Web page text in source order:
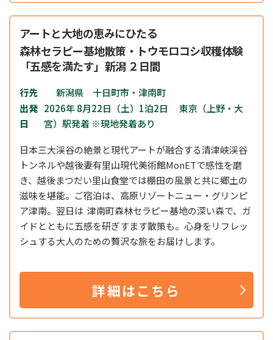
アートと大地の恵みにひたる
森林セラピー基地散策・トウモロコシ収穫体験
「五感を満たす」新潟 ２日間
行先
新潟県 十日町市・津南町
出発
日
2026年 8月22日（土）1泊2日 東京（上野・大
宮）駅発着 ※現地発着あり
日本三大渓谷の絶景と現代アートが融合する清津峡渓谷
トンネルや越後妻有里山現代美術館MonETで感性を磨
き、越後まつだい里山食堂では棚田の風景と共に郷土の
滋味を堪能。ご宿泊は、高原リゾートニュー・グリンピ
ア津南。翌日は 津南町森林セラピー基地の深い森で、ガ
イドとともに五感を研ぎすます散策も。心身をリフレッ
シュする大人のための贅沢な旅をお届けします。
詳細はこちら